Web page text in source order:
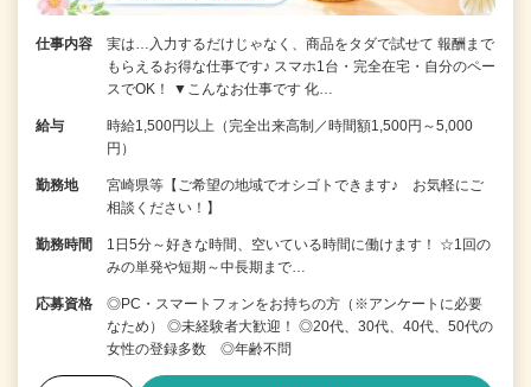
仕事内容
実は…入力するだけじゃなく、商品をタダで試せて 報酬まで
もらえるお得な仕事です♪ スマホ1台・完全在宅・自分のペー
スでOK！ ▼こんなお仕事です 化…
給与
時給1,500円以上（完全出来高制／時間額1,500円～5,000
円）
勤務地
宮崎県等【ご希望の地域でオシゴトできます♪ お気軽にご
相談ください！】
勤務時間
1日5分～好きな時間、空いている時間に働けます！ ☆1回の
みの単発や短期～中長期まで…
応募資格
◎PC・スマートフォンをお持ちの方（※アンケートに必要
なため） ◎未経験者大歓迎！ ◎20代、30代、40代、50代の
女性の登録多数 ◎年齢不問